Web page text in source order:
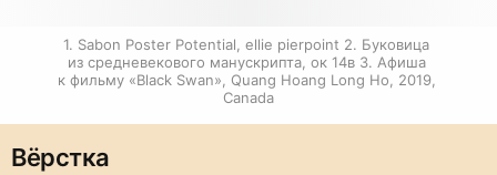
1. Sabon Poster Potential, ellie pierpoint 2. Буковица
из средневекового манускрипта, ок 14в 3. Афиша
к фильму «Black Swan», Quang Hoang Long Ho, 2019,
Canada
Вёрстка